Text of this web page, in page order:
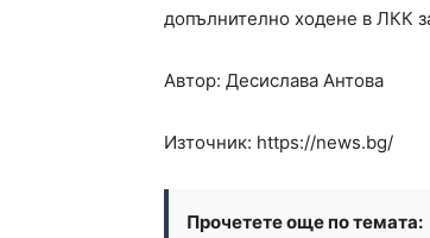
допълнително ходене в ЛКК
Автор: Десислава Антова
Източник: https://news.bg/
Прочетете още по темата: